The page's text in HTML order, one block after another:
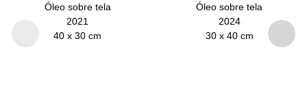
Óleo sobre tela
2021
40 x 30 cm
Óleo sobre tela
2024
30 x 40 cm